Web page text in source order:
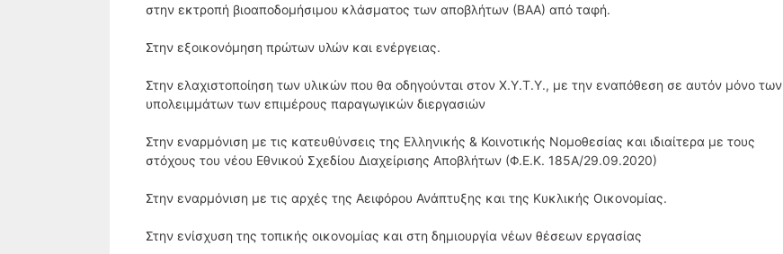
στην εκτροπή βιοαποδομήσιμου κλάσματος των αποβλήτων (ΒΑΑ) από ταφή.
Στην εξοικονόμηση πρώτων υλών και ενέργειας.
Στην ελαχιστοποίηση των υλικών που θα οδηγούνται στον Χ.Υ.Τ.Υ., με την εναπόθεση σε αυτόν μόνο των
υπολειμμάτων των επιμέρους παραγωγικών διεργασιών
Στην εναρμόνιση με τις κατευθύνσεις της Ελληνικής & Κοινοτικής Νομοθεσίας και ιδιαίτερα με τους
στόχους του νέου Εθνικού Σχεδίου Διαχείρισης Αποβλήτων (Φ.Ε.Κ. 185Α/29.09.2020)
Στην εναρμόνιση με τις αρχές της Αειφόρου Ανάπτυξης και της Κυκλικής Οικονομίας.
Στην ενίσχυση της τοπικής οικονομίας και στη δημιουργία νέων θέσεων εργασίας